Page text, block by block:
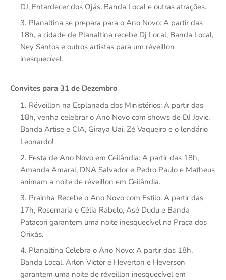
DJ, Entardecer dos Ojás, Banda Local e outras atrações.
Planaltina se prepara para o Ano Novo: A partir das
18h, a cidade de Planaltina recebe Dj Local, Banda Local,
Ney Santos e outros artistas para um réveillon
inesquecível.
Convites para 31 de Dezembro
Réveillon na Esplanada dos Ministérios: A partir das
18h, venha celebrar o Ano Novo com shows de DJ Jovic,
Banda Artise e CIA, Giraya Uai, Zé Vaqueiro e o lendário
Leonardo!
Festa de Ano Novo em Ceilândia: A partir das 18h,
Amanda Amaral, DNA Salvador e Pedro Paulo e Matheus
animam a noite de réveillon em Ceilândia.
Prainha Recebe o Ano Novo com Estilo: A partir das
17h, Rosemaria e Célia Rabelo, Asé Dudu e Banda
Patacori garantem uma noite inesquecível na Praça dos
Orixás.
Planaltina Celebra o Ano Novo: A partir das 18h,
Banda Local, Arlon Victor e Heverton e Heverson
garantem uma noite de réveillon inesquecível em